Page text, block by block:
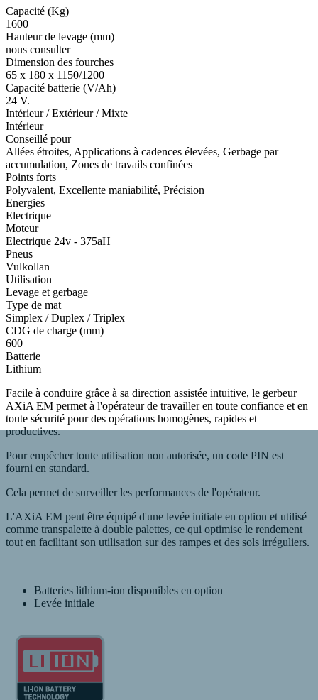
Capacité (Kg)
1600
Hauteur de levage (mm)
nous consulter
Dimension des fourches
65 x 180 x 1150/1200
Capacité batterie (V/Ah)
24 V.
Intérieur / Extérieur / Mixte
Intérieur
Conseillé pour
Allées étroites, Applications à cadences élevées, Gerbage par
accumulation, Zones de travails confinées
Points forts
Polyvalent, Excellente maniabilité, Précision
Energies
Electrique
Moteur
Electrique 24v - 375aH
Pneus
Vulkollan
Utilisation
Levage et gerbage
Type de mat
Simplex / Duplex / Triplex
CDG de charge (mm)
600
Batterie
Lithium
Facile à conduire grâce à sa direction assistée intuitive, le gerbeur
AXiA EM permet à l'opérateur de travailler en toute confiance et en
toute sécurité pour des opérations homogènes, rapides et
productives.
Pour empêcher toute utilisation non autorisée, un code PIN est
fourni en standard.
Cela permet de surveiller les performances de l'opérateur.
L'AXiA EM peut être équipé d'une levée initiale en option et utilisé
comme transpalette à double palettes, ce qui optimise le rendement
tout en facilitant son utilisation sur des rampes et des sols irréguliers.
Batteries lithium-ion disponibles en option
Levée initiale